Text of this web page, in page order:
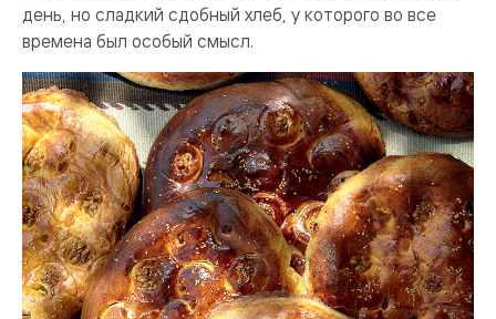
день, но сладкий сдобный хлеб, у которого во все
времена был особый смысл.